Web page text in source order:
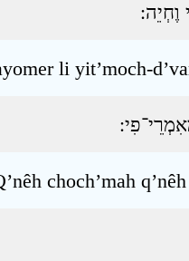
׃
li yit’moch-
׃
choch’mah